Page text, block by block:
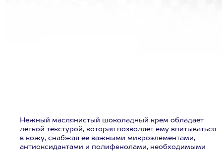
Нежный маслянистый шоколадный крем обладает
легкой текстурой, которая позволяет ему впитываться
в кожу, снабжая ее важными микроэлементами,
антиоксидантами и полифенолами, необходимыми